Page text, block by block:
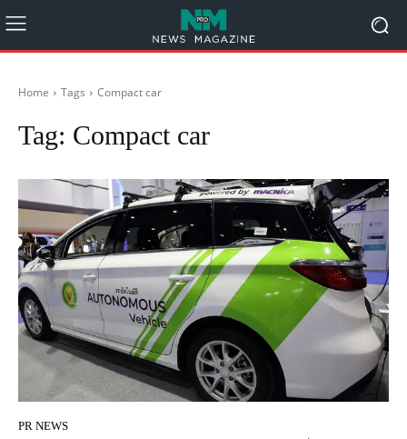
Home Tags Compact car
Tag: Compact car
PR NEWS